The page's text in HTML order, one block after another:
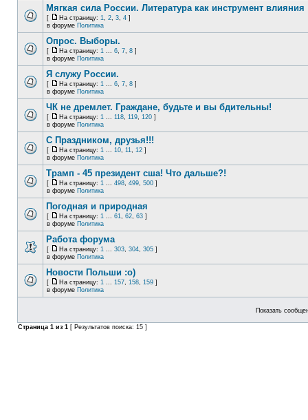
Мягкая сила России. Литература как инструмент влияния
[ На страницу: 1, 2, 3, 4 ]
в форуме Политика
Опрос. Выборы.
[ На страницу: 1 ... 6, 7, 8 ]
в форуме Политика
Я служу России.
[ На страницу: 1 ... 6, 7, 8 ]
в форуме Политика
ЧК не дремлет. Граждане, будьте и вы бдительны!
[ На страницу: 1 ... 118, 119, 120 ]
в форуме Политика
С Праздником, друзья!!!
[ На страницу: 1 ... 10, 11, 12 ]
в форуме Политика
Трамп - 45 президент сша! Что дальше?!
[ На страницу: 1 ... 498, 499, 500 ]
в форуме Политика
Погодная и природная
[ На страницу: 1 ... 61, 62, 63 ]
в форуме Политика
Работа форума
[ На страницу: 1 ... 303, 304, 305 ]
в форуме Политика
Новости Польши :o)
[ На страницу: 1 ... 157, 158, 159 ]
в форуме Политика
Показать
Страница 1 из 1 [ Результатов поиска: 15 ]